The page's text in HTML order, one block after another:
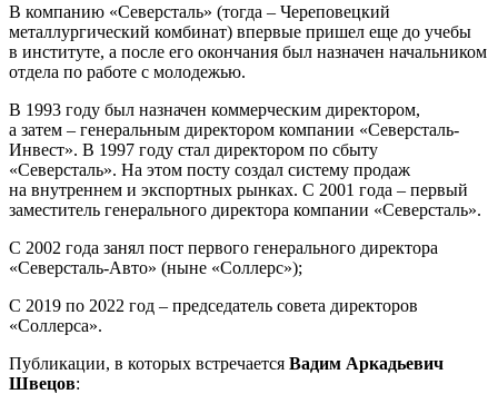
В компанию «Северсталь» (тогда – Череповецкий
металлургический комбинат) впервые пришел еще до учебы
в институте, а после его окончания был назначен начальником
отдела по работе с молодежью.
В 1993 году был назначен коммерческим директором,
а затем – генеральным директором компании «Северсталь-
Инвест». В 1997 году стал директором по сбыту
«Северсталь». На этом посту создал систему продаж
на внутреннем и экспортных рынках. С 2001 года – первый
заместитель генерального директора компании «Северсталь».
С 2002 года занял пост первого генерального директора
«Северсталь-Авто» (ныне «Соллерс»);
С 2019 по 2022 год – председатель совета директоров
«Соллерса».
Публикации, в которых встречается Вадим Аркадьевич
Швецов: